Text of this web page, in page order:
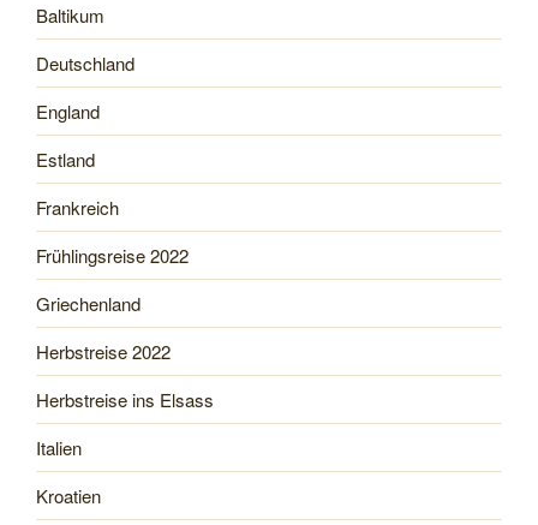
Baltikum
Deutschland
England
Estland
Frankreich
Frühlingsreise 2022
Griechenland
Herbstreise 2022
Herbstreise ins Elsass
Italien
Kroatien